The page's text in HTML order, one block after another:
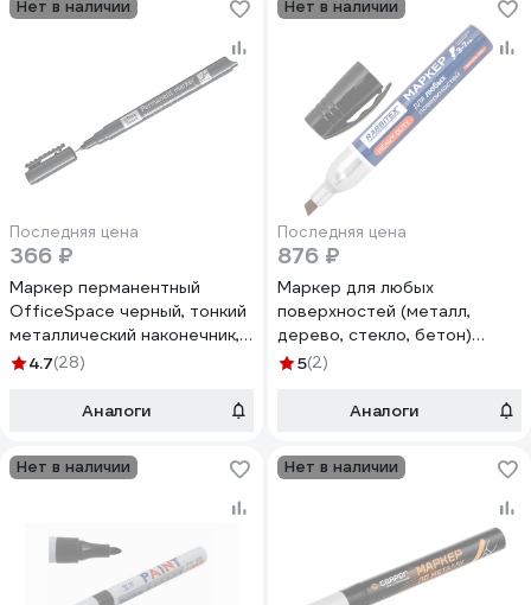
Нет в наличии
Последняя цена
366 ₽
Маркер перманентный
OfficeSpace черный, тонкий
металлический наконечник,
0,5мм, 12 шт. 270905
4.7(28)
Аналоги
Нет в наличии
Последняя цена
876 ₽
Маркер для любых
поверхностей (металл,
дерево, стекло, бетон)
RABBITEX 6 ШТУК, черный 3-
5(2)
Аналоги
Нет в наличии Нет в наличии